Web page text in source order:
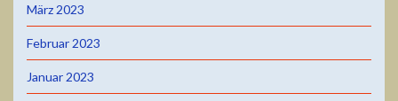
März 2023
Februar 2023
Januar 2023